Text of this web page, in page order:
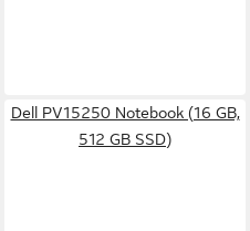
Dell PV15250 Notebook (16 GB,
512 GB SSD)